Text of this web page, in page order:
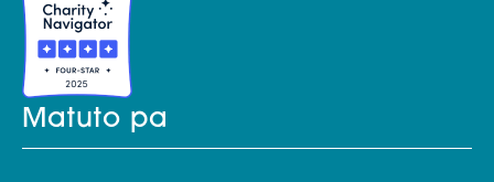
Matuto pa